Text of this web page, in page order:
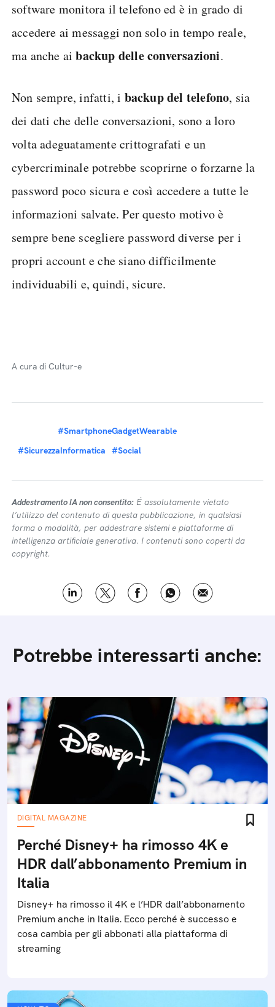
software monitora il telefono ed è in grado di
accedere ai messaggi non solo in tempo reale,
ma anche aibackup delle conversazioni.
Non sempre, infatti, i backup del telefono, sia
dei dati che delle conversazioni, sono a loro
volta adeguatamente crittografati e un
cybercriminale potrebbe scoprirne o forzarne la
password poco sicura e così accedere a tutte le
informazioni salvate. Per questo motivo è
sempre bene scegliere password diverse per i
propri account e che siano difficilmente
individuabili e, quindi, sicure.
A cura di Cultur-e
#SmartphoneGadgetWearable
#SicurezzaInformatica
#Social
Addestramento IA non consentito: É assolutamente vietato
l’utilizzo del contenuto di questa pubblicazione, in qualsiasi
forma o modalità, per addestrare sistemi e piattaforme di
intelligenza artificiale generativa. I contenuti sono coperti da
copyright.
Potrebbe interessarti anche:
DIGITAL MAGAZINE
Perché Disney+ ha rimosso 4K e
HDR dall’abbonamento Premium in
Italia
Disney+ ha rimosso il 4K e l’HDR dall’abbonamento
Premium anche in Italia. Ecco perché è successo e
cosa cambia per gli abbonati alla piattaforma di
streaming